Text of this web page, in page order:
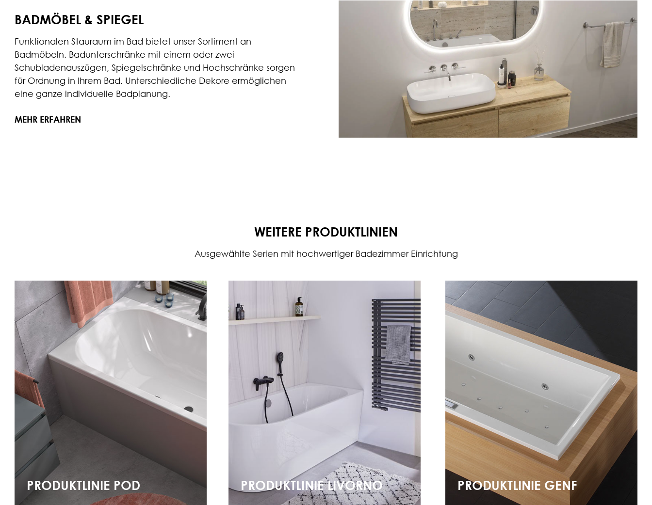
BADMÖBEL & SPIEGEL
Funktionalen Stauraum im Bad bietet unser Sortiment an
Badmöbeln. Badunterschränke mit einem oder zwei
Schubladenauszügen, Spiegelschränke und Hochschränke sorgen
für Ordnung in Ihrem Bad. Unterschiedliche Dekore ermöglichen
eine ganze individuelle Badplanung.
MEHR ERFAHREN
WEITERE PRODUKTLINIEN
Ausgewählte Serien mit hochwertiger Badezimmer Einrichtung
PRODUKTLINIE POD PRODUKTLINIE LIVORNO PRODUKTLINIE GENF